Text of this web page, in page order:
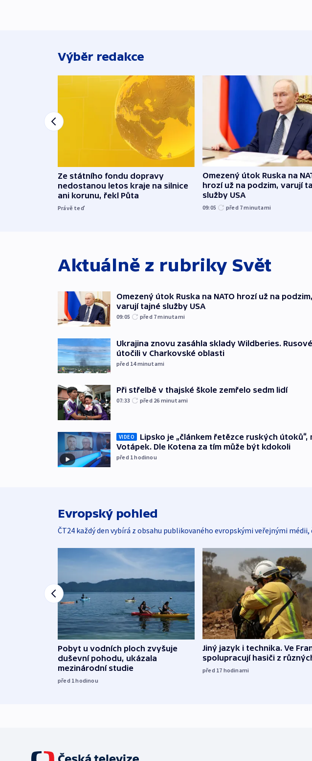
Výběr redakce
Ze státního fondu dopravy
nedostanou letos kraje na silnice
ani korunu, řekl Půta
Právě teď
Omezený útok Ruska na
hrozí už na podzim, varují
služby USA
09:05 před 7minutami
Aktuálně z rubriky Svět
Omezený útok Ruska na NATO hrozí už na podzim,
varují tajné služby USA
09:05 před 7minutami
Ukrajina znovu zasáhla sklady Wildberies. Rusové
útočili v Charkovské oblasti
před 14minutami
Při střelbě v thajské škole zemřelo sedm lidí
07:33 před 26 minutami
VIDEO
Lipsko je „článkem řetězce ruských útoků“,
Votápek. Dle Kotena za tím může být kdokoli
před 1hodinou
Evropský pohled
ČT24 každý den vybírá z obsahu publikovaného evropskými veřejnými médii,
Pobyt u vodních ploch zvyšuje
duševní pohodu, ukázala
mezinárodní studie
před 1hodinou
Jiný jazyk i technika. Ve
spolupracují hasiči z
před 17 hodinami